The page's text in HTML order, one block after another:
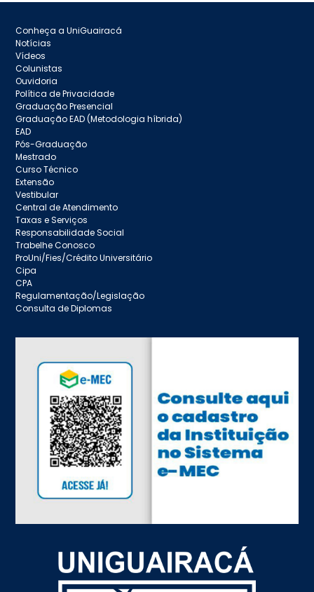
Conheça a UniGuairacá
Notícias
Vídeos
Colunistas
Ouvidoria
Política de Privacidade
Graduação Presencial
Graduação EAD (Metodologia híbrida)
EAD
Pós-Graduação
Mestrado
Curso Técnico
Extensão
Vestibular
Central de Atendimento
Taxas e Serviços
Responsabilidade Social
Trabelhe Conosco
ProUni/Fies/Crédito Universitário
Cipa
CPA
Regulamentação/Legislação
Consulta de Diplomas